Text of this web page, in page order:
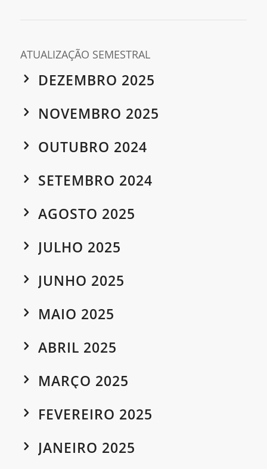
ATUALIZAÇÃO SEMESTRAL
DEZEMBRO 2025
NOVEMBRO 2025
OUTUBRO 2024
SETEMBRO 2024
AGOSTO 2025
JULHO 2025
JUNHO 2025
MAIO 2025
ABRIL 2025
MARÇO 2025
FEVEREIRO 2025
JANEIRO 2025